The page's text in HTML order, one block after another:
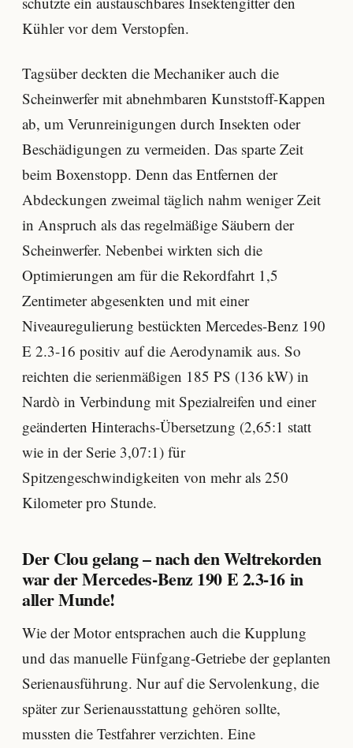
Kühler vor dem Verstopfen.
Tagsüber deckten die Mechaniker auch die
Scheinwerfer mit abnehmbaren Kunststoff-Kappen
ab, um Verunreinigungen durch Insekten oder
Beschädigungen zu vermeiden. Das sparte Zeit
beim Boxenstopp. Denn das Entfernen der
Abdeckungen zweimal täglich nahm weniger Zeit
in Anspruch als das regelmäßige Säubern der
Scheinwerfer. Nebenbei wirkten sich die
Optimierungen am für die Rekordfahrt 1,5
Zentimeter abgesenkten und mit einer
Niveauregulierung bestückten Mercedes-Benz 190
E 2.3-16 positiv auf die Aerodynamik aus. So
reichten die serienmäßigen 185 PS (136 kW) in
Nardò in Verbindung mit Spezialreifen und einer
geänderten Hinterachs-Übersetzung (2,65:1 statt
wie in der Serie 3,07:1) für
Spitzengeschwindigkeiten von mehr als 250
Kilometer pro Stunde.
Der Clou gelang – nach den Weltrekorden
war der Mercedes-Benz 190 E 2.3-16 in
aller Munde!
Wie der Motor entsprachen auch die Kupplung
und das manuelle Fünfgang-Getriebe der geplanten
Serienausführung. Nur auf die Servolenkung, die
später zur Serienausstattung gehören sollte,
mussten die Testfahrer verzichten. Eine